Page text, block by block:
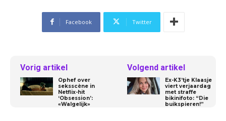
Facebook Twitter
Vorig artikel
Ophef over
seksscène in
Netflix-hit
‘Obsession’:
«Walgelijk»
Volgend artikel
Ex-K3’tje Klaasje
viert verjaardag
met straffe
bikinifoto: “Die
buikspieren!”